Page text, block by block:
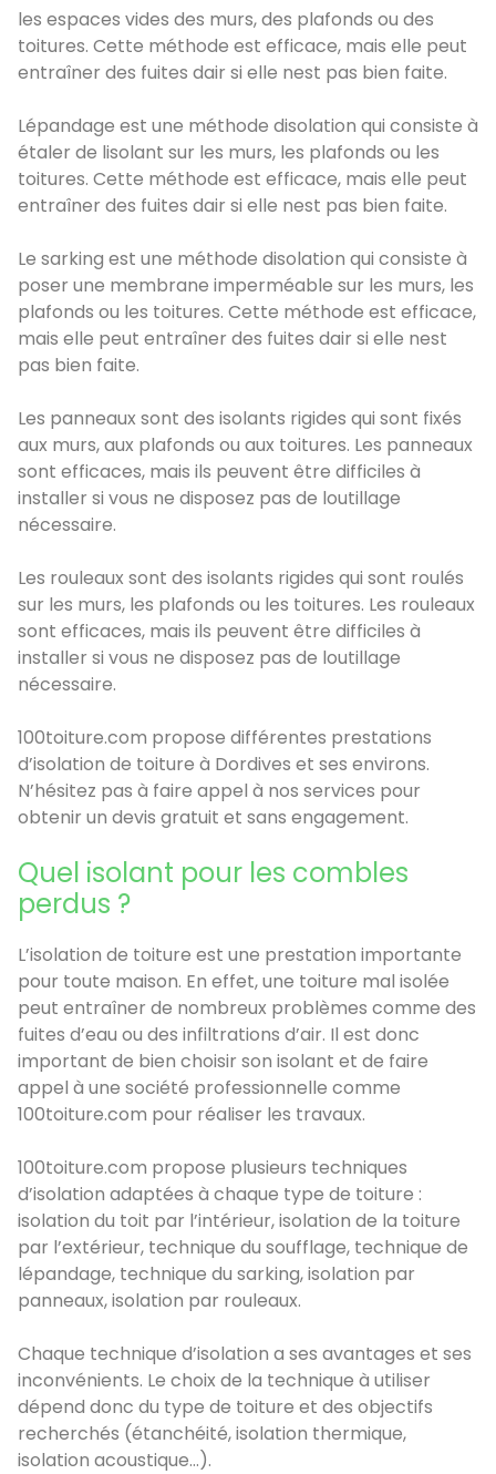
les espaces vides des murs, des plafonds ou des
toitures. Cette méthode est efficace, mais elle peut
entraîner des fuites dair si elle nest pas bien faite.
Lépandage est une méthode disolation qui consiste à
étaler de lisolant sur les murs, les plafonds ou les
toitures. Cette méthode est efficace, mais elle peut
entraîner des fuites dair si elle nest pas bien faite.
Le sarking est une méthode disolation qui consiste à
poser une membrane imperméable sur les murs, les
plafonds ou les toitures. Cette méthode est efficace,
mais elle peut entraîner des fuites dair si elle nest
pas bien faite.
Les panneaux sont des isolants rigides qui sont fixés
aux murs, aux plafonds ou aux toitures. Les panneaux
sont efficaces, mais ils peuvent être difficiles à
installer si vous ne disposez pas de loutillage
nécessaire.
Les rouleaux sont des isolants rigides qui sont roulés
sur les murs, les plafonds ou les toitures. Les rouleaux
sont efficaces, mais ils peuvent être difficiles à
installer si vous ne disposez pas de loutillage
nécessaire.
100toiture.com propose différentes prestations
d’isolation de toiture à Dordives et ses environs.
N’hésitez pas à faire appel à nos services pour
obtenir un devis gratuit et sans engagement.
Quel isolant pour les combles
perdus ?
L’isolation de toiture est une prestation importante
pour toute maison. En effet, une toiture mal isolée
peut entraîner de nombreux problèmes comme des
fuites d’eau ou des infiltrations d’air. Il est donc
important de bien choisir son isolant et de faire
appel à une société professionnelle comme
100toiture.com pour réaliser les travaux.
100toiture.com propose plusieurs techniques
d’isolation adaptées à chaque type de toiture :
isolation du toit par l’intérieur, isolation de la toiture
par l’extérieur, technique du soufflage, technique de
lépandage, technique du sarking, isolation par
panneaux, isolation par rouleaux.
Chaque technique d’isolation a ses avantages et ses
inconvénients. Le choix de la technique à utiliser
dépend donc du type de toiture et des objectifs
recherchés (étanchéité, isolation thermique,
isolation acoustique…).